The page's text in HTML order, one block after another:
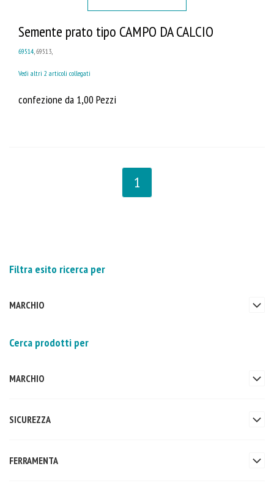
Semente prato tipo CAMPO DA CALCIO
69514 , 69513,
Vedi altri 2 articoli collegati
confezione da 1,00 Pezzi
1
Filtra esito ricerca per
MARCHIO
Cerca prodotti per
MARCHIO
SICUREZZA
FERRAMENTA